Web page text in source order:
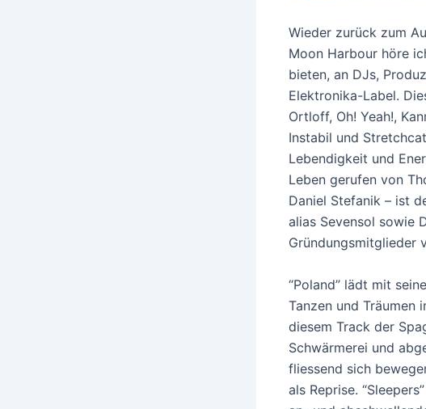
Wieder zurück zum
Moon Harbour höre
bieten, an DJs,
Elektronika-Label.
Ortloff, Oh! Yeah!,
Instabil und
Lebendigkeit und
Leben gerufen von
Daniel Stefanik – ist
alias Sevensol sowie
Gründungsmitglieder
“Poland” lädt mit
Tanzen und Träumen
diesem Track der
Schwärmerei und
fliessend sich
als Reprise. “Sleepers